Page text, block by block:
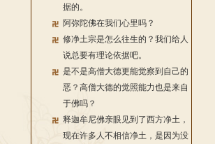
据的。
阿弥陀佛在我们心里吗？
修净土宗是怎么往生的？我们给人
说总要有理论依据吧。
是不是高僧大德更能觉察到自己的
恶？高僧大德的觉照能力也是来自
于佛吗？
释迦牟尼佛亲眼见到了西方净土，
现在许多人不相信净土，是因为没